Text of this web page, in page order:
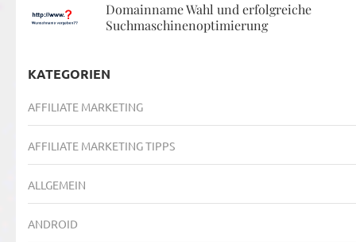
Domainname Wahl und erfolgreiche
Suchmaschinenoptimierung
KATEGORIEN
AFFILIATE MARKETING
AFFILIATE MARKETING TIPPS
ALLGEMEIN
ANDROID